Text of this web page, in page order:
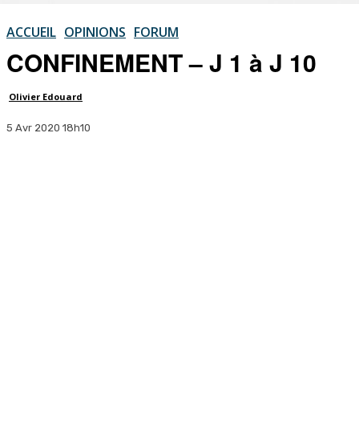
ACCUEIL OPINIONS FORUM
CONFINEMENT – J 1 à J 10
Olivier Edouard
5 Avr 2020 18h10